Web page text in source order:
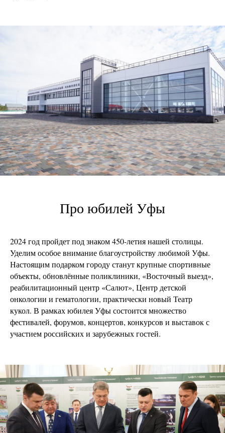
Про юбилей Уфы
2024 год пройдет под знаком 450-летия нашей столицы.
Уделим особое внимание благоустройству любимой Уфы.
Настоящим подарком городу станут крупные спортивные
объекты, обновлённые поликлиники, «Восточный выезд»,
реабилитационный центр «Салют», Центр детской
онкологии и гематологии, практически новый Театр
кукол. В рамках юбилея Уфы состоится множество
фестивалей, форумов, концертов, конкурсов и выставок с
участием российских и зарубежных гостей.